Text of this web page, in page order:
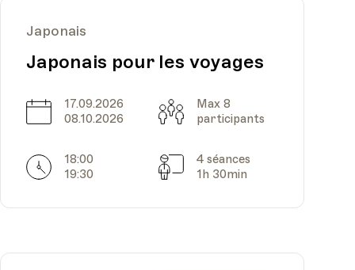
Japonais
Japonais pour les voyages
Date
17.09.2026
08.10.2026
Capacité
Max 8
participants
Horarires
18:00
19:30
Séances
4 séances
1h 30min